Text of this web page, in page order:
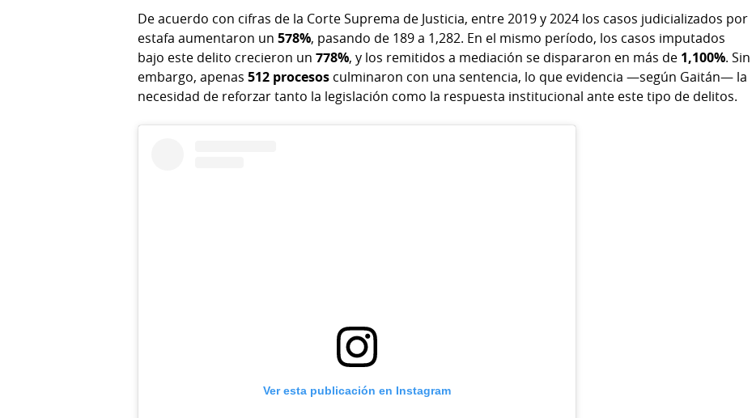
De acuerdo con cifras de la Corte Suprema de Justicia, entre 2019 y 2024 los casos judicializados por
estafa aumentaron un578%, pasando de 189 a 1,282. En el mismo período, los casos imputados
bajo este delito crecieron un778%, y los remitidos a mediación se dispararon en más de 1,100%. Sin
embargo, apenas512 procesos culminaron con una sentencia, lo que evidencia —según Gaitán— la
necesidad de reforzar tanto la legislación como la respuesta institucional ante este tipo de delitos.
Ver esta publicación en Instagram